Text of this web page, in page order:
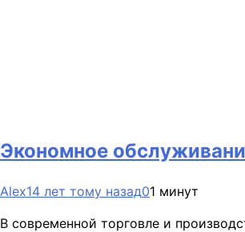
Экономное
Alex14 лет тому назад01 минут
В современной торговле и